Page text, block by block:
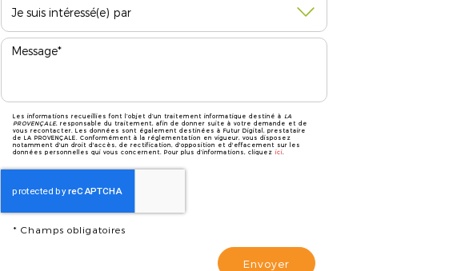
Les informations recueillies font l’objet d’un traitement informatique destiné à LA
PROVENÇALE, responsable du traitement, afin de donner suite à votre demande et de
vous recontacter. Les données sont également destinées à Futur Digital, prestataire
de LA PROVENÇALE. Conformément à la réglementation en vigueur, vous disposez
notamment d'un droit d'accès, de rectification, d'opposition et d'effacement sur les
données personnelles qui vous concernent. Pour plus d’informations, cliquez ici.
* Champs obligatoires